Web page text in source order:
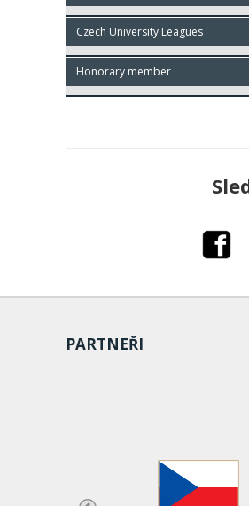
Czech University Leagues
Honorary member
PARTNEŘI